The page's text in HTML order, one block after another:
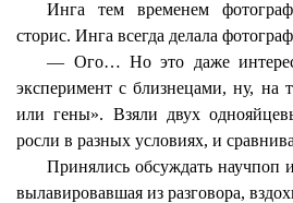
Инга тем временем
сторис. Инга всегда делала
— Ого… Но это даже
эксперимент с близнецами, ну, на
или гены». Взяли двух
росли в разных условиях, и
Принялись обсуждать научпоп
вылавировавшая из разговора,